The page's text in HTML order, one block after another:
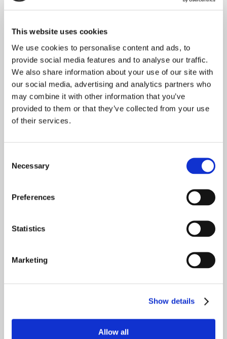
This website uses cookies
We use cookies to personalise content and ads, to
provide social media features and to analyse our traffic.
We also share information about your use of our site with
our social media, advertising and analytics partners who
may combine it with other information that you’ve
provided to them or that they’ve collected from your use
of their services.
Selection
Necessary
Preferences
Statistics
Marketing
Show details
Allow all
NOWOŚCI
PROMOCJE
cywilizacji
69,00 zł
niewolą. Krótka historia
Biografia Ignacego
Łukasiewicza